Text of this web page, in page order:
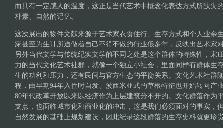
而具有一定感人的温度，这正是当代艺术中概念化表达方式所缺失
朴素、自然的记忆。
这次展出的物件文献来源于艺术家衣食住行、生存方式和个人业余
家甚至为生计所迫做着自己不得不做的行业很多年，反映出艺术家
另外当代文学与传统纪实文学的不同之处是这个群体的特殊性，宋
力的当代文化艺术社群，就像一个独立小社会，里面同样有群体生
生的功利和压力，还有民间与官方生态的平衡关系。文化艺术社群
程，由早期94年入住时自发、波西米亚式的草根特征也开始转向产
80年代改革开放以来以经济作为上层建筑分不开的。文化群落作为
支点，也面临城市化和商业化的冲击，这是我们必须面对的事实，
自然发展的基础上规划建设，因此纪录这段群落的生存史料就更珍